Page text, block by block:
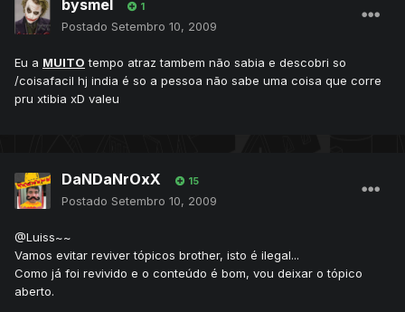
bysmel 1
Postado Setembro 10, 2009
Eu a MUITO tempo atraz tambem não sabia e descobri so
/coisafacil hj india é so a pessoa não sabe uma coisa que corre
pru xtibia xD valeu
DaNDaNrOxX 15
Postado Setembro 10, 2009
@Luiss~~
Vamos evitar reviver tópicos brother, isto é ilegal...
Como já foi revivido e o conteúdo é bom, vou deixar o tópico
aberto.